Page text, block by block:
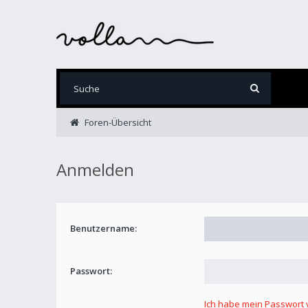
Foren-Übersicht
Anmelden
Benutzername:
Passwort:
Ich habe mein Passwort